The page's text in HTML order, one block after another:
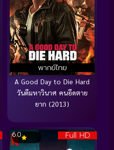
พากย์ไทย
A Good Day to Die Hard
วันดีมหาวินาศ คนอึดตาย
ยาก (2013)
Full HD
6.0